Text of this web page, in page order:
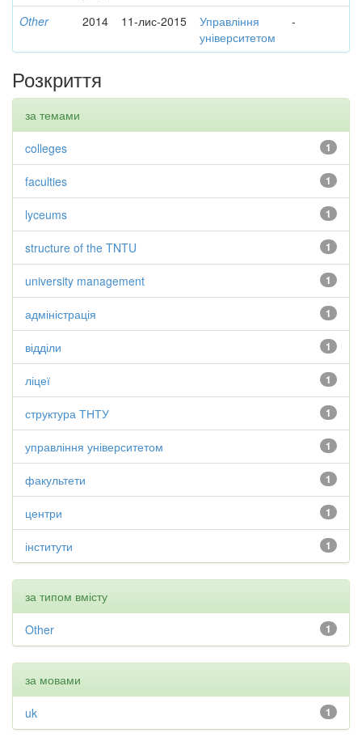
Other 2014 11-лис-2015
Управління
університетом
-
Розкриття
за темами
1
colleges
1
faculties
1
lyceums
1
structure of the TNTU
1
university management
1
адміністрація
1
відділи
1
ліцеї
1
структура ТНТУ
1
управління університетом
1
факультети
1
центри
1
інститути
за типом вмісту
1
Other
за мовами
1
uk